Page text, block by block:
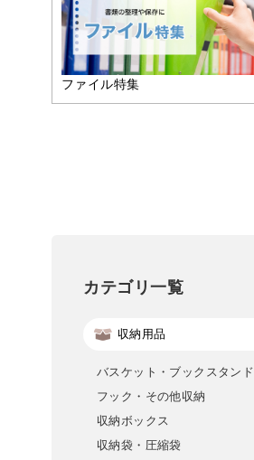
ファイル特集
カテゴリ一覧
収納用品
バスケット・ブックスタンド
フック・その他収納
収納ボックス
収納袋・圧縮袋